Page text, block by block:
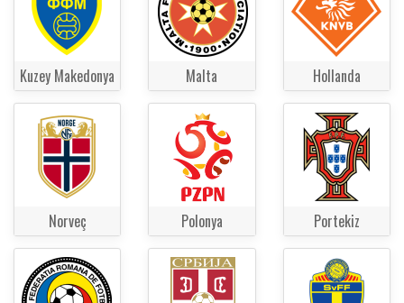
Kuzey Makedonya Malta Hollanda
Norveç Polonya Portekiz